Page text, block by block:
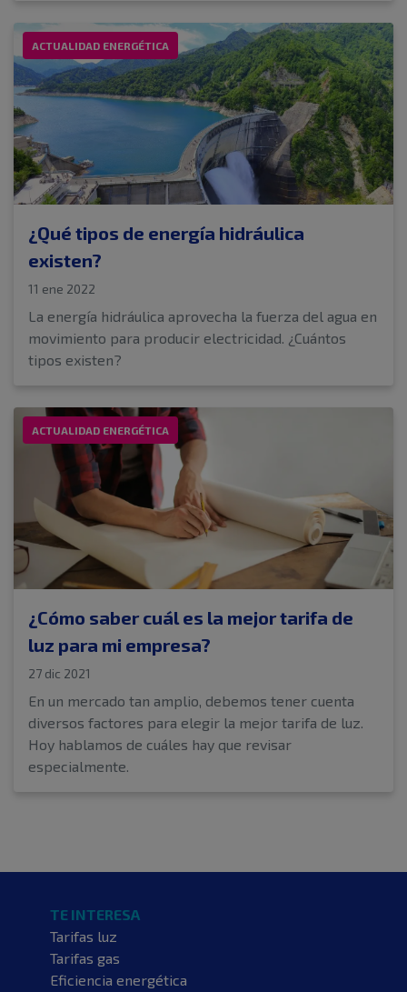
ACTUALIDAD ENERGÉTICA
¿Qué tipos de energía hidráulica
existen?
11 ene 2022
La energía hidráulica aprovecha la fuerza del agua en
movimiento para producir electricidad. ¿Cuántos
tipos existen?
ACTUALIDAD ENERGÉTICA
¿Cómo saber cuál es la mejor tarifa de
luz para mi empresa?
27 dic 2021
En un mercado tan amplio, debemos tener cuenta
diversos factores para elegir la mejor tarifa de luz.
Hoy hablamos de cuáles hay que revisar
especialmente.
TE INTERESA
Tarifas luz
Tarifas gas
Eficiencia energética